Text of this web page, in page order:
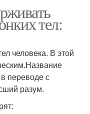
тел:
человека. В этой
переводе с
разум.